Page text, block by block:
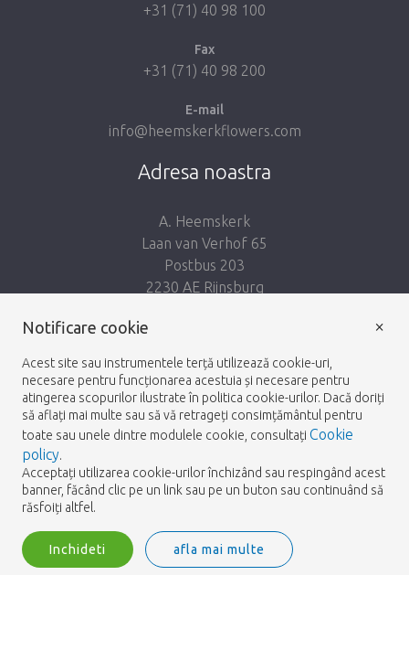
+31 (71) 40 98 100
Fax
+31 (71) 40 98 200
E-mail
info@heemskerkflowers.com
Adresa noastra
A. Heemskerk
Laan van Verhof 65
Postbus 203
2230 AE Rijnsburg
© 2026 -
Heemskerk Flowers is a trading name of BGH A.Heemskerk AZN b.v.
Notificare cookie
Acest site sau instrumentele terță utilizează cookie-uri,
necesare pentru funcționarea acestuia și necesare pentru
atingerea scopurilor ilustrate în politica cookie-urilor. Dacă doriți
să aflați mai multe sau să vă retrageți consimțământul pentru
toate sau unele dintre modulele cookie, consultați Cookie
policy.
Acceptați utilizarea cookie-urilor închizând sau respingând acest
banner, făcând clic pe un link sau pe un buton sau continuând să
răsfoiți altfel.
Inchideti afla mai multe
×